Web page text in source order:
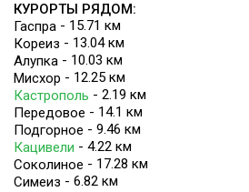
КУРОРТЫ РЯДОМ:
Гаспра - 15.71 км
Кореиз - 13.04 км
Алупка - 10.03 км
Мисхор - 12.25 км
Кастрополь - 2.19 км
Передовое - 14.1 км
Подгорное - 9.46 км
Кацивели - 4.22 км
Соколиное - 17.28 км
Симеиз - 6.82 км